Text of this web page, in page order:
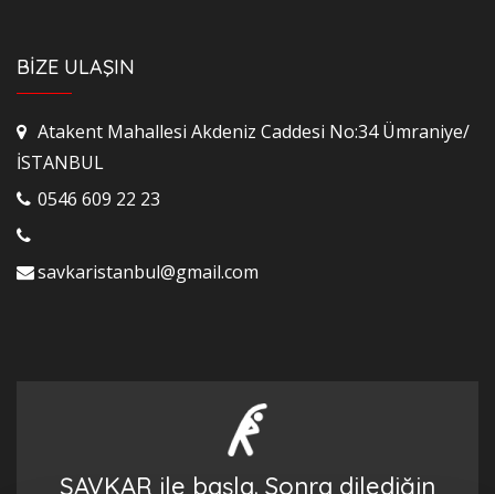
BİZE ULAŞIN
Atakent Mahallesi Akdeniz Caddesi No:34 Ümraniye/
İSTANBUL
0546 609 22 23
savkaristanbul@gmail.com
ŞAVKAR ile başla. Sonra dilediğin